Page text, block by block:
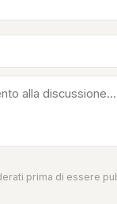
prima di essere